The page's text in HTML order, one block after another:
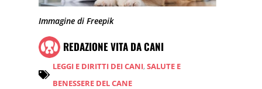
Immagine di Freepik
REDAZIONE VITA DA CANI
LEGGI E DIRITTI DEI CANI,SALUTE E
BENESSERE DEL CANE